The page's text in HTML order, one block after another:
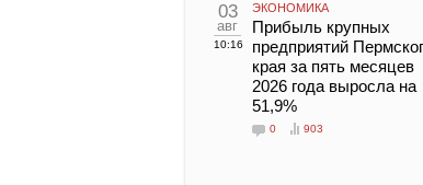
03
авг
10:16
ЭКОНОМИКА
Прибыль крупных
предприятий
края за пять месяцев
2026 года выросла на
51,9%
0 903